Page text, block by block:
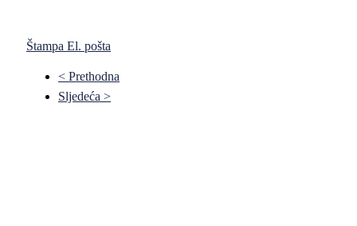
Štampa El. pošta
< Prethodna
Sljedeća >